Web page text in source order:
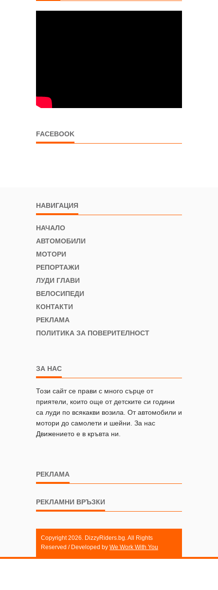
FACEBOOK
НАВИГАЦИЯ
НАЧАЛО
АВТОМОБИЛИ
МОТОРИ
РЕПОРТАЖИ
ЛУДИ ГЛАВИ
ВЕЛОСИПЕДИ
КОНТАКТИ
РЕКЛАМА
ПОЛИТИКА ЗА ПОВЕРИТЕЛНОСТ
ЗА НАС
Този сайт се прави с много сърце от
приятели, които още от детските си години
са луди по всякакви возила. От автомобили и
мотори до самолети и шейни. За нас
Движението е в кръвта ни.
РЕКЛАМА
РЕКЛАМНИ ВРЪЗКИ
Copyright 2026. DizzyRiders.bg. All Rights
Reserved / Developed by We Work With You